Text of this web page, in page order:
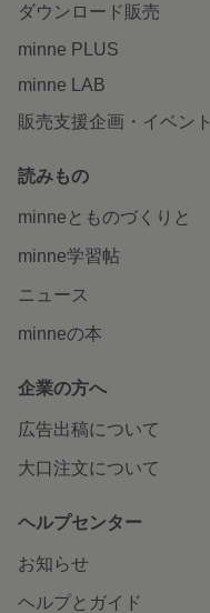
ダウンロード販売
minne PLUS
minne LAB
販売支援企画・イベント
読みもの
minneとものづくりと
minne学習帖
ニュース
minneの本
企業の方へ
広告出稿について
大口注文について
ヘルプセンター
お知らせ
ヘルプとガイド